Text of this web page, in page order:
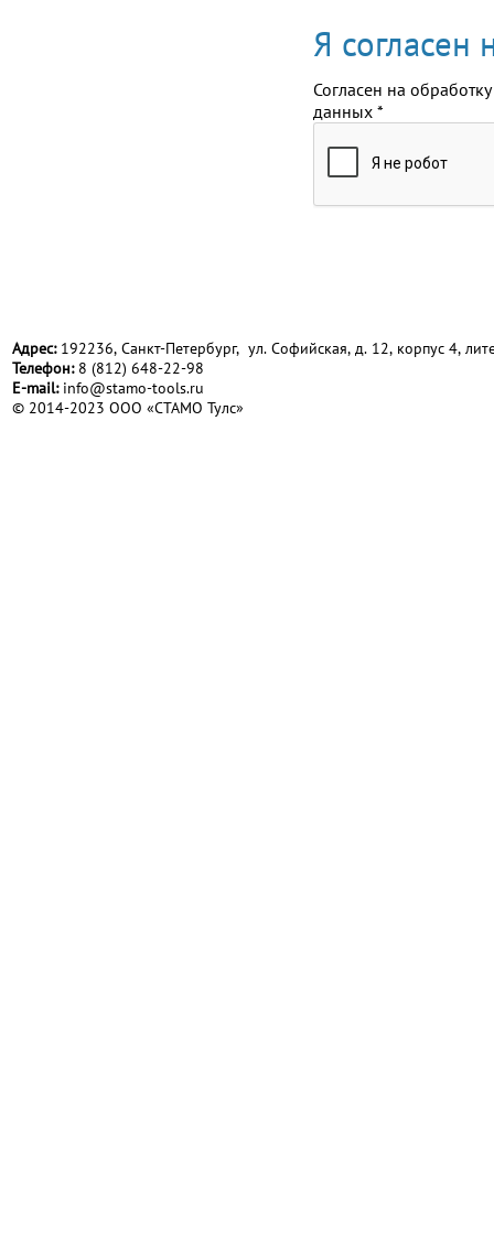
Я согласен
Согласен на обработку
данных *
Адрес:192236, Санкт-Петербург, ул. Софийская, д. 12, корпус 4,
Телефон:8 (812) 648-22-98
Е-mail: info@stamo-tools.ru
© 2014-2023 ООО «СТАМО Тулс»